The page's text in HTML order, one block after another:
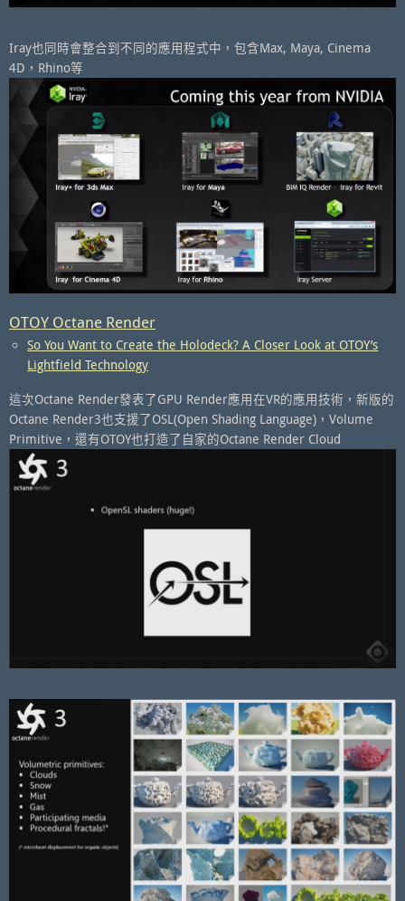
Iray也同時會整合到不同的應用程式中，包含Max, Maya, Cinema
4D，Rhino等
OTOY Octane Render
So You Want to Create the Holodeck? A Closer Look at OTOY’s
Lightfield Technology
這次Octane Render發表了GPU Render應用在VR的應用技術，新版的
Octane Render3也支援了OSL(Open Shading Language)，Volume
Primitive，還有OTOY也打造了自家的Octane Render Cloud